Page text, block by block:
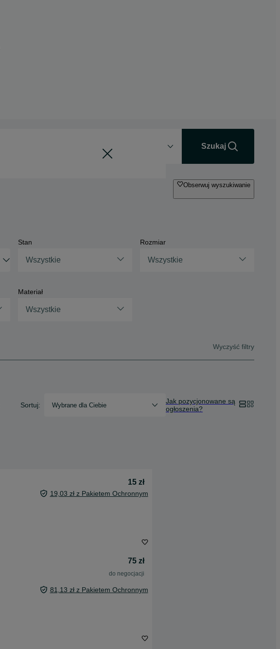
Szukaj
Obserwuj wyszukiwanie
Stan
Wszystkie
Rozmiar
Wszystkie
Materiał
Wszystkie
Wyczyść filtry
Sortuj: Wybrane dla Ciebie
Jak pozycjonowane są
ogłoszenia?
15 zł
19,03 zł z Pakietem Ochronnym
75 zł
do negocjacji
81,13 zł z Pakietem Ochronnym